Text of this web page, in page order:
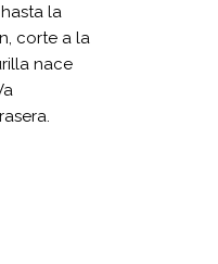
la
corte a la
nace